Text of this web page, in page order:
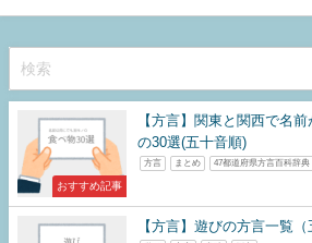
おすすめ記事
【方言】関東と関西で名
の30選(五十音順)
方言 まとめ 47都道府県方言百科辞典
【方言】遊びの方言一覧（